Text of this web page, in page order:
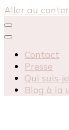
Aller au
Contact
Presse
Qui suis-
Blog à la